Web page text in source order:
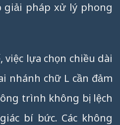
giải pháp xử lý phong
lựa chọn chiều dài
nhánh chữ L cần đảm
trình không bị lệch
bí bức. Các không